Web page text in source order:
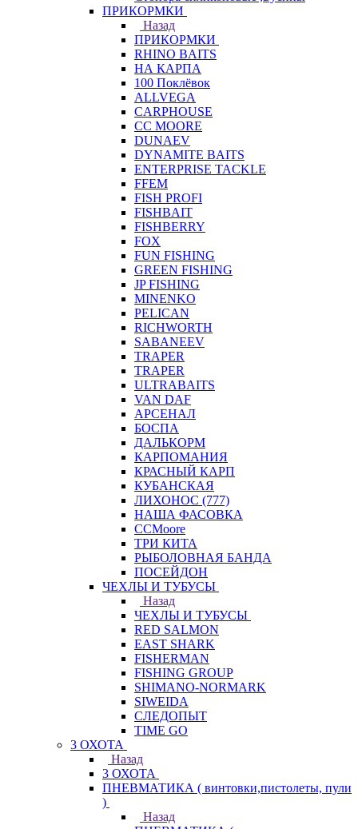
ПРИКОРМКИ
Назад
ПРИКОРМКИ
RHINO BAITS
НА КАРПА
100 Поклёвок
ALLVEGA
CARPHOUSE
CC MOORE
DUNAEV
DYNAMITE BAITS
ENTERPRISE TACKLE
FFEM
FISH PROFI
FISHBAIT
FISHBERRY
FOX
FUN FISHING
GREEN FISHING
JP FISHING
MINENKO
PELICAN
RICHWORTH
SABANEEV
TRAPER
TRAPER
ULTRABAITS
VAN DAF
АРСЕНАЛ
БОСПА
ДАЛЬКОРМ
КАРПОМАНИЯ
КРАСНЫЙ КАРП
КУБАНСКАЯ
ЛИХОНОС (777)
НАША ФАСОВКА
СCMoore
ТРИ КИТА
РЫБОЛОВНАЯ БАНДА
ПОСЕЙДОН
ЧЕХЛЫ И ТУБУСЫ
Назад
ЧЕХЛЫ И ТУБУСЫ
RED SALMON
EAST SHARK
FISHERMAN
FISHING GROUP
SHIMANO-NORMARK
SIWEIDA
СЛЕДОПЫТ
TIME GO
3 ОХОТА
Назад
3 ОХОТА
ПНЕВМАТИКА ( винтовки,пистолеты, пули
)
Назад